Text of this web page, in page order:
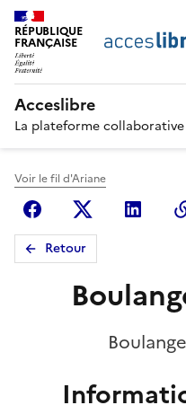
RÉPUBLIQUE
FRANÇAISE
Acceslibre
La plateforme collaborative
Voir le fil d'Ariane
FacebookX
Retour